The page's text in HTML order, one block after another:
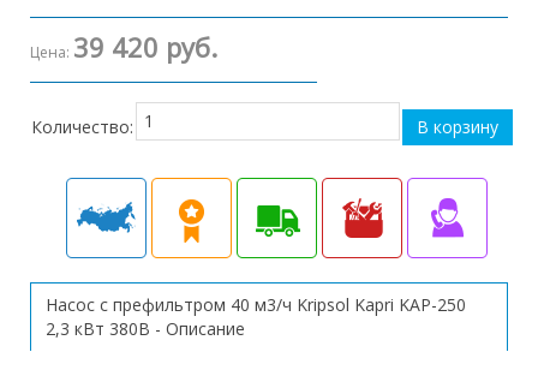
Цена: 39 420 руб.
Количество:
Насос с префильтром 40 м3/ч Kripsol Kapri KAP-250
2,3 кВт 380В - Описание